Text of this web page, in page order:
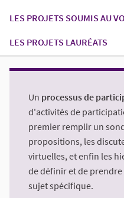
LES PROJETS SOUMIS AU
LES PROJETS LAURÉATS
Un processus de
d'activités de
premier remplir un
propositions, les
virtuelles, et enfin les
de définir et de
sujet spécifique.